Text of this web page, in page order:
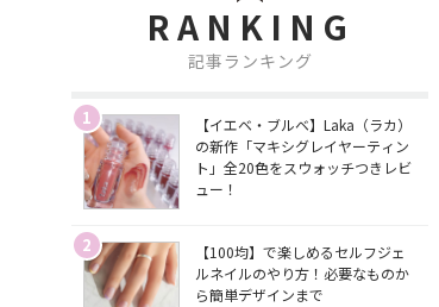
RANKING
記事ランキング
1
【イエベ・ブルベ】Laka（ラカ）
の新作「マキシグレイヤーティン
ト」全20色をスウォッチつきレビ
ュー！
2
【100均】で楽しめるセルフジェ
ルネイルのやり方！必要なものか
ら簡単デザインまで